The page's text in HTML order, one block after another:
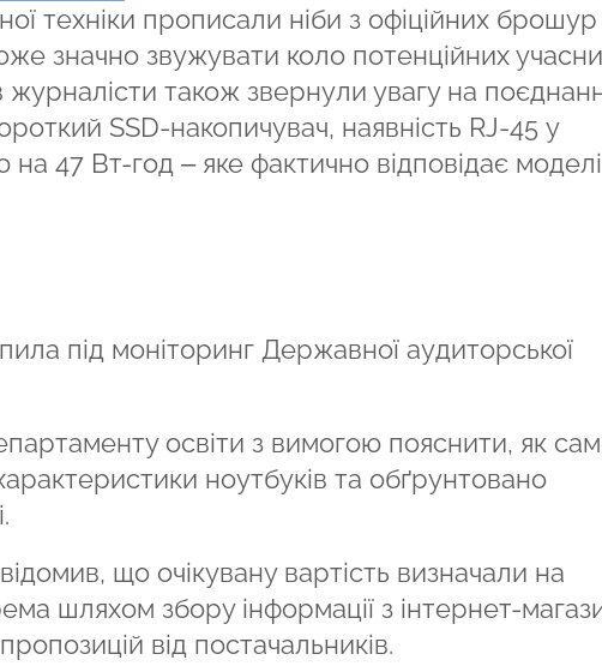
техніки прописали ніби з офіційних брошур
значно звужувати коло потенційних
журналісти також звернули увагу на
SSD-накопичувач, наявність RJ-45 у
47 Вт-год – яке фактично відповідає моделі
під моніторинг Державної аудиторської
освіти з вимогою пояснити, як
ноутбуків та обґрунтовано
що очікувану вартість визначали на
шляхом збору інформації з інтернет-
від постачальників.